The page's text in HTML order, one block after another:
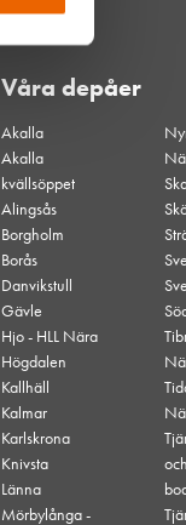
Våra depåer
Akalla
Akalla
kvällsöppet
Alingsås
Borgholm
Borås
Danvikstull
Gävle
Hjo - HLL Nära
Högdalen
Kallhäll
Kalmar
Karlskrona
Knivsta
Länna
Mörbylånga -
och